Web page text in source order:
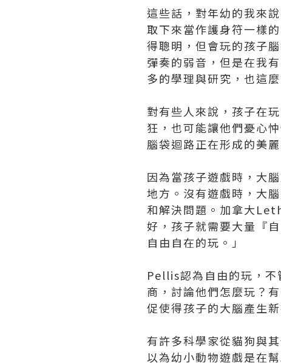
這些話，對年幼的我來
取下來當作護身符一樣
得聰明，但會玩的孩子
彈奏的弱音，但是在我
多的學理與研究，也這麼
對有些人來說，孩子在
狂，也可能讓他們憂心
腦袋迴路正在形成的美
因為當孩子遊戲時，大
地方。沒有遊戲時，大
和解決問題。加拿大
好，孩子就需要大量『
自由自在的玩。」
Pellis認為自由的玩，不
商，討論他們怎麼玩？
促使得孩子的大腦產生
有許多科學家從貓狗與
以為幼小動物遊戲是在